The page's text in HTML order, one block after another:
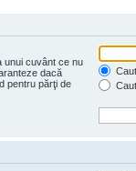
unui cuvânt ce nu
dacă
pentru părţi de